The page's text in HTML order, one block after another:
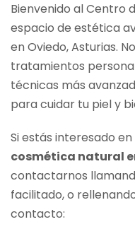
Bienvenido al Centro
espacio de estética
en Oviedo, Asturias.
tratamientos
técnicas más
para cuidar tu piel y
Si estás interesado en
cosmética natural
contactarnos
facilitado, o
contacto: